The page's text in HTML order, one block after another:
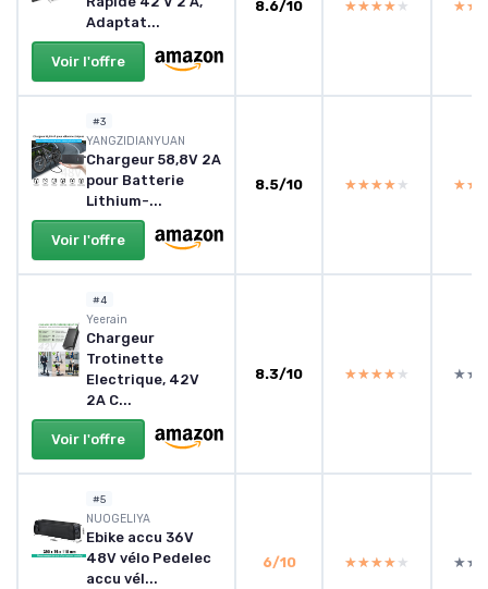
Adaptat...
Voir l'offre
8.6/10 ★★★★★
★★★★★
#3
YANGZIDIANYUAN
Chargeur 58,8V 2A
pour Batterie
Lithium-...
Voir l'offre
8.5/10 ★★★★★
★★★★★
#4
Yeerain
Chargeur
Trotinette
Electrique, 42V
2A C...
Voir l'offre
8.3/10 ★★★★★
★★★★★
#5
NUOGELIYA
Ebike accu 36V
48V vélo Pedelec
accu vél...
6/10 ★★★★★
★★★★★